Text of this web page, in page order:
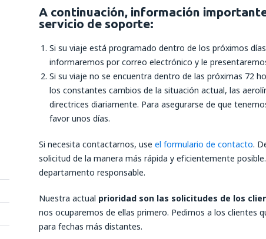
A continuación, información
servicio de soporte:
Si su viaje está programado dentro de los próximos
informaremos por correo electrónico y le
Si su viaje no se encuentra dentro de las próximas 72
los constantes cambios de la situación actual, las
directrices diariamente. Para asegurarse de que
favor unos días.
Si necesita contactarnos, use el formulario de contacto.
solicitud de la manera más rápida y eficientemente
departamento responsable.
Nuestra actual prioridad son las solicitudes de los
nos ocuparemos de ellas primero. Pedimos a los clientes
para fechas más distantes.